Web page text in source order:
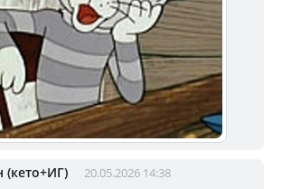
20.05.2026 14:38